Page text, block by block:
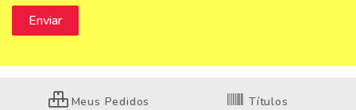
Meus Pedidos Títulos